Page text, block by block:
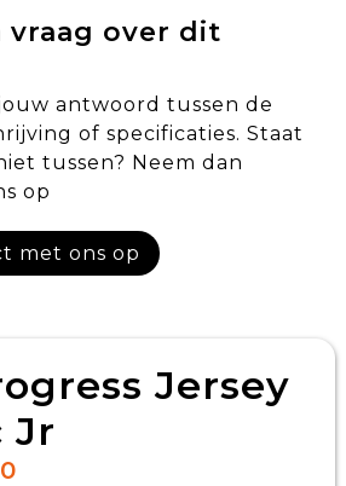
vraag over dit
antwoord tussen de
of specificaties. Staat
tussen? Neem dan
op
met ons op
Jersey
Jr